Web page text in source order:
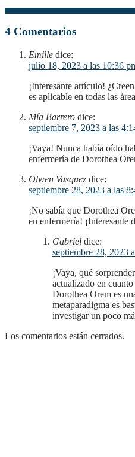
4 Comentarios
Emille dice:
julio 18, 2023 a las 10:36
¡Interesante artículo! ¿Creen que el metaparadigma de Orem
es aplicable en todas las
Mía Barrero dice:
septiembre 7, 2023 a las
¡Vaya! Nunca había oído hablar del metaparadigma de
enfermería de Dorothea
Olwen Vasquez dice:
septiembre 28, 2023 a las
¡No sabía que Dorothea Orem tenía su propio metaparadigma
en enfermería! ¡Interesante
Gabriel dice:
septiembre 28, 2023
¡Vaya, qué sorprendente! Parece que no estás muy
actualizado en
Dorothea Orem es
metaparadigma es
investigar un poco
Los comentarios están cerrados.